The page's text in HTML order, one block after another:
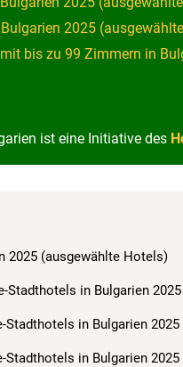
2025
bis zu 99 Zimmern in
ist eine Initiative des
2025 (ausgewählte Hotels)
Stadthotels in Bulgarien
Stadthotels in Bulgarien
Stadthotels in Bulgarien